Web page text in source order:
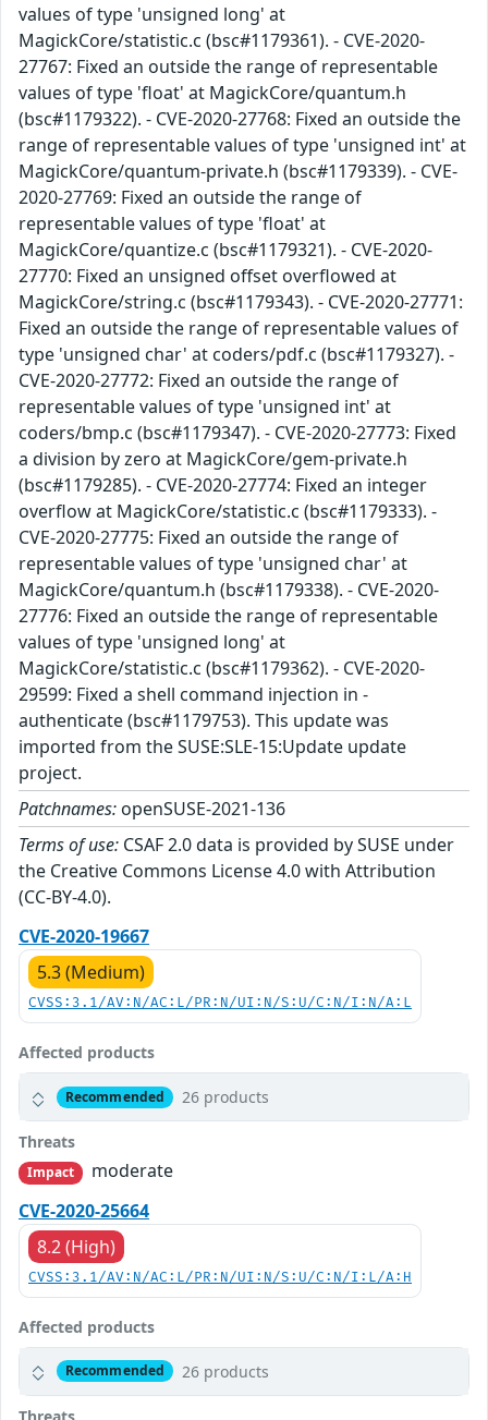
values of type 'unsigned long' at
MagickCore/statistic.c (bsc#1179361). - CVE-2020-
27767: Fixed an outside the range of representable
values of type 'float' at MagickCore/quantum.h
(bsc#1179322). - CVE-2020-27768: Fixed an outside the
range of representable values of type 'unsigned int' at
MagickCore/quantum-private.h (bsc#1179339). - CVE-
2020-27769: Fixed an outside the range of
representable values of type 'float' at
MagickCore/quantize.c (bsc#1179321). - CVE-2020-
27770: Fixed an unsigned offset overflowed at
MagickCore/string.c (bsc#1179343). - CVE-2020-27771:
Fixed an outside the range of representable values of
type 'unsigned char' at coders/pdf.c (bsc#1179327). -
CVE-2020-27772: Fixed an outside the range of
representable values of type 'unsigned int' at
coders/bmp.c (bsc#1179347). - CVE-2020-27773: Fixed
a division by zero at MagickCore/gem-private.h
(bsc#1179285). - CVE-2020-27774: Fixed an integer
overflow at MagickCore/statistic.c (bsc#1179333). -
CVE-2020-27775: Fixed an outside the range of
representable values of type 'unsigned char' at
MagickCore/quantum.h (bsc#1179338). - CVE-2020-
27776: Fixed an outside the range of representable
values of type 'unsigned long' at
MagickCore/statistic.c (bsc#1179362). - CVE-2020-
29599: Fixed a shell command injection in -
authenticate (bsc#1179753). This update was
imported from the SUSE:SLE-15:Update update
project.
Patchnames: openSUSE-2021-136
Terms of use: CSAF 2.0 data is provided by SUSE under
the Creative Commons License 4.0 with Attribution
(CC-BY-4.0).
CVE-2020-19667
5.3 (Medium)
CVSS:3.1/AV:N/AC:L/PR:N/UI:N/S:U/C:N/I:N/A:L
Affected products
Recommended 26 products
Threats
Impact
moderate
CVE-2020-25664
8.2 (High)
CVSS:3.1/AV:N/AC:L/PR:N/UI:N/S:U/C:N/I:L/A:H
Affected products
Recommended 26 products
Threats